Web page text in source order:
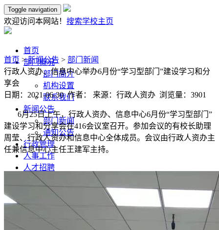
Toggle navigation
欢迎访问本网站！ 搜索学校主页
首页
部门概况
部门简介
机构设置
联系我们
新闻公告
部门新闻
通知公告
行政管理
人事工作
人才招聘
文件资料
首页 >新闻公告 > 部门新闻
行政人资办、信息中心举办6月份“学习型部门”建设学习和分
享会
日期：2021-06-30 作者： 来源：行政人资办 浏览量： 3901
6月25日上午，行政人资办、信息中心6月份“学习型部门”
建设学习和分享会在416会议室召开。参加会议的有校长助理
周莹、行政人资办和信息中心全体成员。会议由行政人资办主
任兼信息中心主任王建军主持。